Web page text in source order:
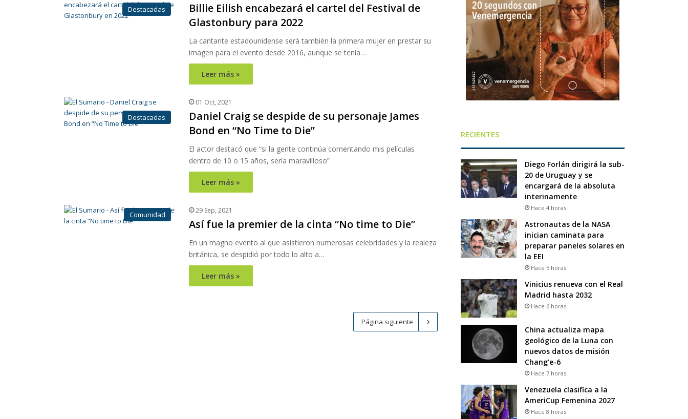
Destacadas
Billie Eilish encabezará el cartel del Festival de
Glastonbury para 2022
La cantante estadounidense será también la primera mujer en prestar su
imagen para el evento desde 2016, aunque se tenía…
Leer más »
Destacadas
01 Oct, 2021
Daniel Craig se despide de su personaje James
Bond en “No Time to Die”
El actor destacó que “si la gente continúa comentando mis películas
dentro de 10 o 15 años, sería maravilloso”
Leer más »
Comunidad 29 Sep, 2021
Así fue la premier de la cinta “No time to Die”
En un magno evento al que asistieron numerosas celebridades y la realeza
británica, se despidió por todo lo alto a…
Leer más »
Página siguiente
RECIENTES
Diego Forlán dirigirá la sub-
20 de Uruguay y se
encargará de la absoluta
interinamente
Hace 4 horas
Astronautas de la NASA
inician caminata para
preparar paneles solares en
la EEI
Hace 5 horas
Vinicius renueva con el Real
Madrid hasta 2032
Hace 6 horas
China actualiza mapa
geológico de la Luna con
nuevos datos de misión
Chang’e-6
Hace 7 horas
Venezuela clasifica a la
AmeriCup Femenina 2027
Hace 8 horas